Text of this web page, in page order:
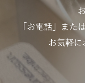
「お電話」また
お気軽に